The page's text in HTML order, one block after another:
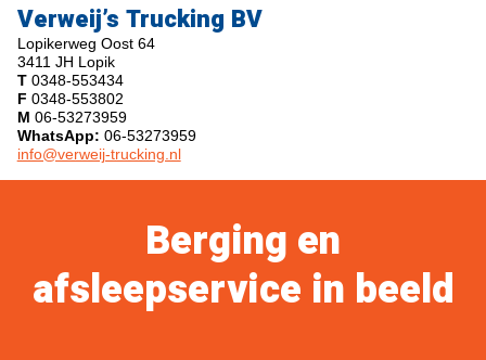
Verweij’s Trucking BV
Lopikerweg Oost 64
3411 JH Lopik
T0348-553434
F 0348-553802
M 06-53273959
WhatsApp: 06-53273959
info@verweij-trucking.nl
Berging en
afsleepservice in beeld